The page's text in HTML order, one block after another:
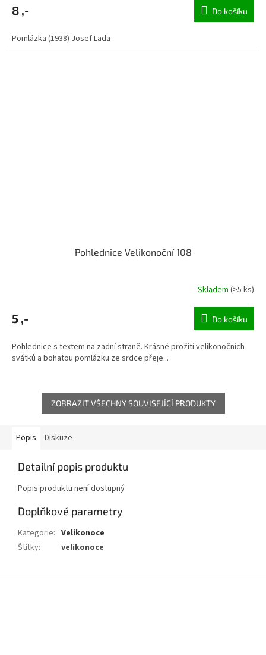
8 ,- Do košíku
Pomlázka (1938) Josef Lada
Pohlednice Velikonoční 108
Skladem (>5 ks)
5 ,- Do košíku
Pohlednice s textem na zadní straně. Krásné prožití velikonočních
svátků a bohatou pomlázku ze srdce přeje...
ZOBRAZIT VŠECHNY SOUVISEJÍCÍ PRODUKTY
Popis Diskuze
Detailní popis produktu
Popis produktu není dostupný
Doplňkové parametry
Kategorie: Velikonoce
Štítky: velikonoce